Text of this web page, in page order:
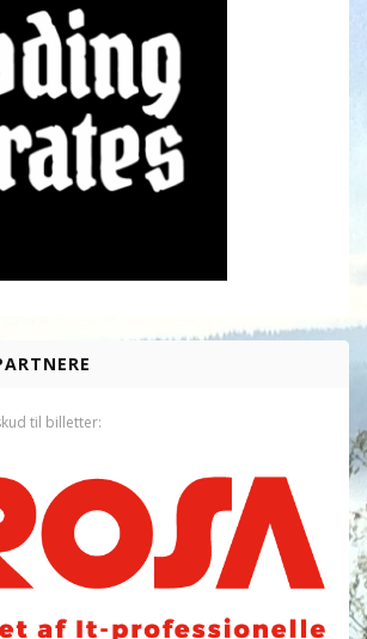
til billetter: